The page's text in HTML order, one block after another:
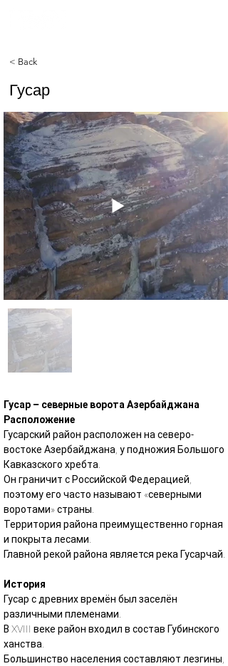
< Back
Гусар
Гусар – северные ворота Азербайджана
Расположение
Гусарский район расположен на северо-
востоке Азербайджана, у подножия Большого
Кавказского хребта.
Он граничит с Российской Федерацией,
поэтому его часто называют «северными
воротами» страны.
Территория района преимущественно горная
и покрыта лесами.
Главной рекой района является река Гусарчай.
История
Гусар с древних времён был заселён
различными племенами.
В XVIII веке район входил в состав Губинского
ханства.
Большинство населения составляют лезгины,